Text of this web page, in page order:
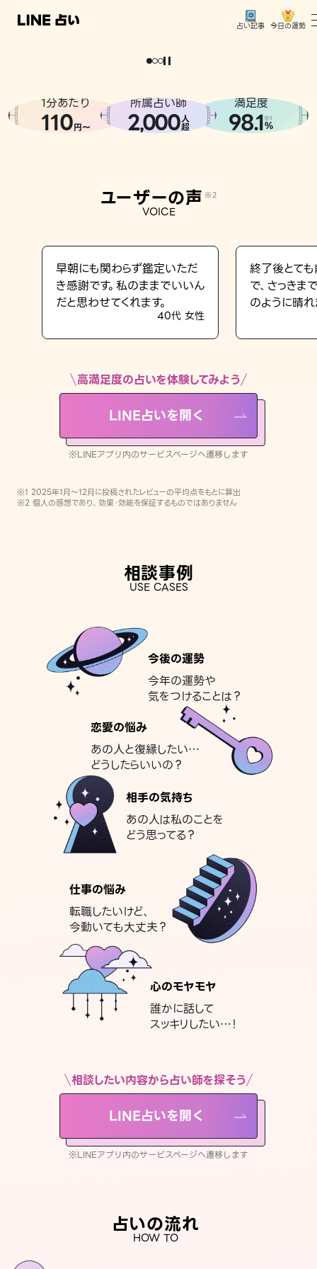
占い記事 今日の運勢
相談事例
LINE占いを開く
※LINEアプリ内のサービスページへ遷移します
どうせなら
。
1分あたり
110円〜
所属占い師
2,000人
超
満足度
98.1※1
%
ユーザーの声 ※2
VOICE
早朝にも関わらず鑑定いただ
き感謝です。私のままでいいん
だと思わせてくれます。
40代 女性
終了後とて
で、さっき
のように晴れ
高満足度の占いを体験してみよう
LINE占いを開く
※LINEアプリ内のサービスページへ遷移します
※1 2025年1月〜12月に投稿されたレビューの平均点をもとに算出
※2 個人の感想であり、効果・効能を保証するものではありません
相談事例
USE CASES
今後の運勢
今年の運勢や
気をつけることは？
恋愛の悩み
あの人と復縁したい…
どうしたらいいの？
相手の気持ち
あの人は私のことを
どう思ってる？
仕事の悩み
転職したいけど、
今動いても大丈夫？
心のモヤモヤ
誰かに話して
スッキリしたい…！
相談したい内容から占い師を探そう
LINE占いを開く
※LINEアプリ内のサービスページへ遷移します
占いの流れ
HOW TO